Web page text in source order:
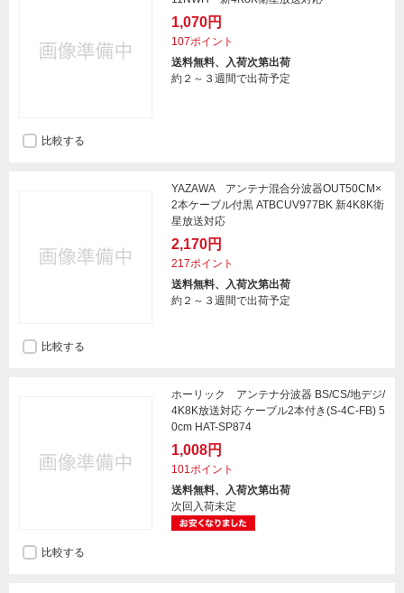
1,070円
107ポイント
送料無料、入荷次第出荷
約２～３週間で出荷予定
比較する
YAZAWA アンテナ混合分波器OUT50CM×
2本ケーブル付黒 ATBCUV977BK 新4K8K衛
星放送対応
2,170円
217ポイント
送料無料、入荷次第出荷
約２～３週間で出荷予定
比較する
ホーリック アンテナ分波器 BS/CS/地デジ/
4K8K放送対応 ケーブル2本付き(S-4C-FB) 5
0cm HAT-SP874
1,008円
101ポイント
送料無料、入荷次第出荷
次回入荷未定
比較する